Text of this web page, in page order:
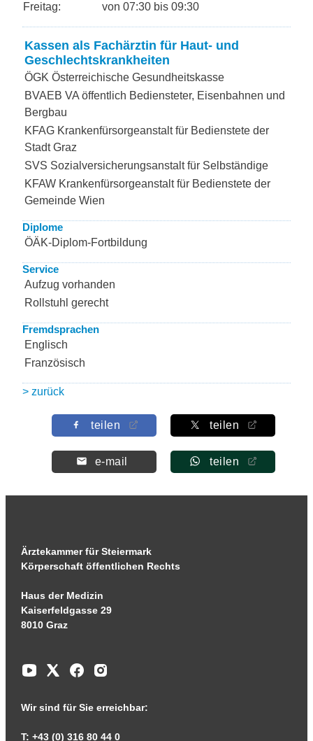
Freitag:
von 07:30 bis 09:30
Kassen als Fachärztin für Haut- und
Geschlechtskrankheiten
ÖGK Österreichische Gesundheitskasse
BVAEB VA öffentlich Bediensteter, Eisenbahnen und
Bergbau
KFAG Krankenfürsorgeanstalt für Bedienstete der
Stadt Graz
SVS Sozialversicherungsanstalt für Selbständige
KFAW Krankenfürsorgeanstalt für Bedienstete der
Gemeinde Wien
Diplome
ÖÄK-Diplom-Fortbildung
Service
Aufzug vorhanden
Rollstuhl gerecht
Fremdsprachen
Englisch
Französisch
> zurück
teilen teilen
e-mail teilen
Ärztekammer für Steiermark
Körperschaft öffentlichen Rechts
Haus der Medizin
Kaiserfeldgasse 29
8010 Graz
Wir sind für Sie erreichbar:
T: +43 (0) 316 80 44 0